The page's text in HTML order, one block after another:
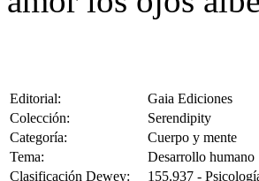
Editorial:
Gaia Ediciones
Colección:
Serendipity
Categoría:
Cuerpo y mente
Tema:
Desarrollo humano
Clasificación Dewey:
155.937 -